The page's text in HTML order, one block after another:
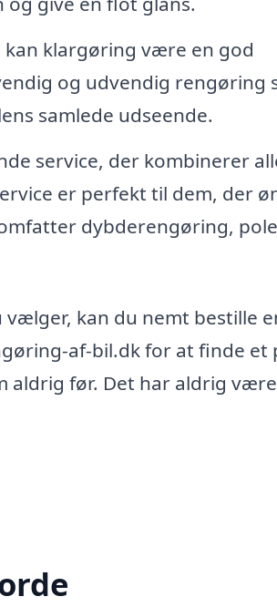
klargøring være en god
og udvendig rengøring
samlede udseende.
service, der kombinerer
er perfekt til dem, der
dybderengøring,
vælger, kan du nemt bestille
af-bil.dk for at finde et
aldrig før. Det har aldrig